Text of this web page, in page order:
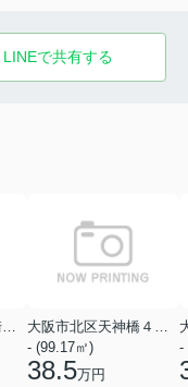
LINEで共有する
大阪市阿倍野区松崎町１丁目
大阪市北区天神橋４丁目
- (99.17㎡)
38.5万円
-